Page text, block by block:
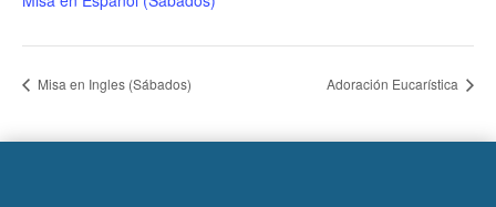
Misa en Ingles (Sábados) Adoración Eucarística